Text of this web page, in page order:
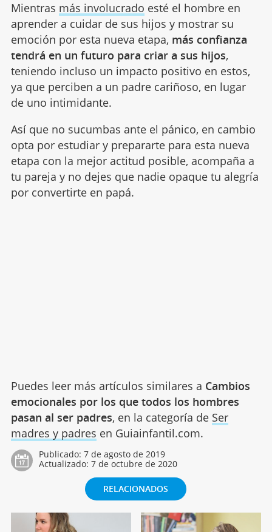
Mientras más involucrado esté el hombre en
aprender a cuidar de sus hijos y mostrar su
emoción por esta nueva etapa, más confianza
tendrá en un futuro para criar a sus hijos,
teniendo incluso un impacto positivo en estos,
ya que perciben a un padre cariñoso, en lugar
de uno intimidante.
Así que no sucumbas ante el pánico, en cambio
opta por estudiar y prepararte para esta nueva
etapa con la mejor actitud posible, acompaña a
tu pareja y no dejes que nadie opaque tu alegría
por convertirte en papá.
Puedes leer más artículos similares a Cambios
emocionales por los que todos los hombres
pasan al ser padres, en la categoría de Ser
madres y padres en Guiainfantil.com.
Publicado: 7 de agosto de 2019
Actualizado: 7 de octubre de 2020
RELACIONADOS